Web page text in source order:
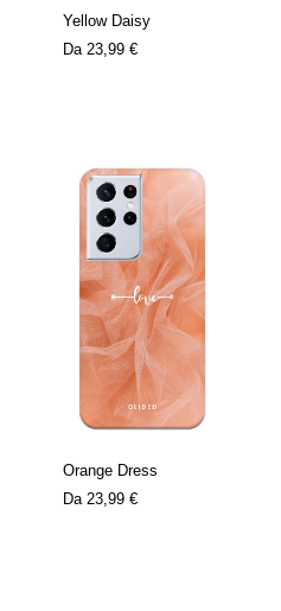
Yellow Daisy
Da 23,99 €
Orange Dress
Da 23,99 €